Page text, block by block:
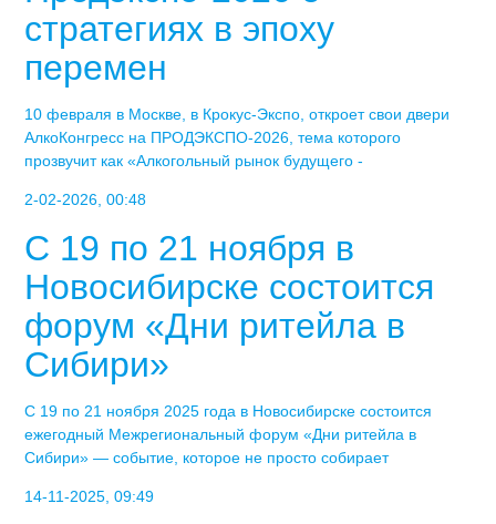
стратегиях в эпоху
перемен
10 февраля в Москве, в Крокус-Экспо, откроет свои двери
АлкоКонгресс на ПРОДЭКСПО-2026, тема которого
прозвучит как «Алкогольный рынок будущего -
2-02-2026, 00:48
С 19 по 21 ноября в
Новосибирске состоится
форум «Дни ритейла в
Сибири»
С 19 по 21 ноября 2025 года в Новосибирске состоится
ежегодный Межрегиональный форум «Дни ритейла в
Сибири» — событие, которое не просто собирает
14-11-2025, 09:49